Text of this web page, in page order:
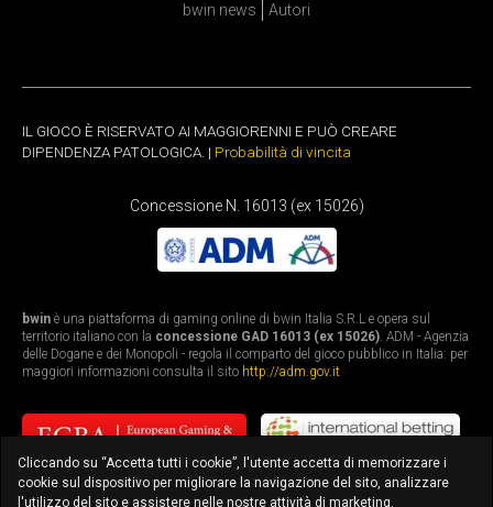
bwin news Autori
IL GIOCO È RISERVATO AI MAGGIORENNI E PUÒ CREARE
DIPENDENZA PATOLOGICA. | Probabilità di vincita
Concessione N. 16013 (ex 15026)
bwin è una piattaforma di gaming online di bwin Italia S.R.L e opera sul
territorio italiano con la concessione GAD 16013 (ex 15026). ADM - Agenzia
delle Dogane e dei Monopoli - regola il comparto del gioco pubblico in Italia: per
maggiori informazioni consulta il sito http://adm.gov.it
Cliccando su “Accetta tutti i cookie”, l'utente accetta di memorizzare i
cookie sul dispositivo per migliorare la navigazione del sito, analizzare
l'utilizzo del sito e assistere nelle nostre attività di marketing.